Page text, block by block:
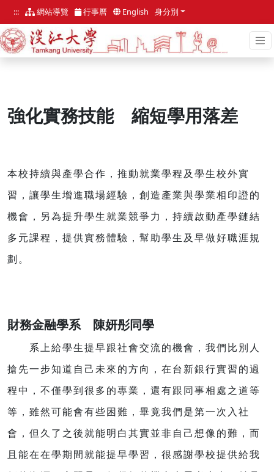
主
要
內
容
::: 網站導覽 行事曆 English 身分別
強化實務技能 縮短學用落差
本校持續與產學合作，推動就業學程及學生校外實
習，讓學生增進職場經驗，創造產業與學業相印證的
機會，另為提升學生就業競爭力，持續啟動產學鏈結
多元課程，提供實務體驗，幫助學生及早做好職涯規
劃。
財務金融學系 陳妍彤同學
系上給學生提早跟社會交流的機會，我們比別人
搶先一步知道自己未來的方向，在台新銀行實習的過
程中，不僅學到很多的專業，還有跟同事相處之道等
等，雖然可能會有些困難，畢竟我們是第一次入社
會，但久了之後就能明白其實並非自己想像的難，而
且能在在學期間就能提早學習，很感謝學校提供給我